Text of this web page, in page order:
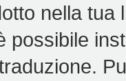
nella tua
possibile